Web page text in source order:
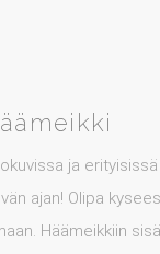
ja
ajan! Olipa
Häämeikkiin